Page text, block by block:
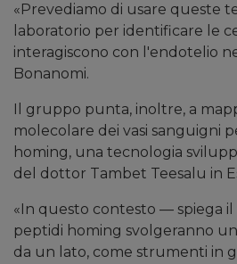
«Prevediamo di usare queste
laboratorio per identificare le
interagiscono con l'endotelio
Bonanomi.
Il gruppo punta, inoltre, a
molecolare dei vasi sanguigni
homing, una tecnologia
del dottor Tambet Teesalu in
«In questo contesto — spiega
peptidi homing svolgeranno
da un lato, come strumenti in